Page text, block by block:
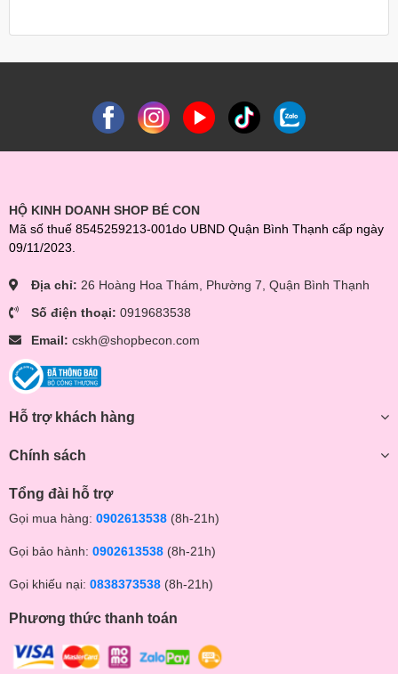
HỘ KINH DOANH SHOP BÉ CON
Mã số thuế 8545259213-001do UBND Quận Bình Thạnh cấp ngày
09/11/2023.
Địa chỉ: 26 Hoàng Hoa Thám, Phường 7, Quận Bình Thạnh
Số điện thoại: 0919683538
Email: cskh@shopbecon.com
Hỗ trợ khách hàng
Chính sách
Tổng đài hỗ trợ
Gọi mua hàng: 0902613538 (8h-21h)
Gọi bảo hành: 0902613538 (8h-21h)
Gọi khiếu nại: 0838373538 (8h-21h)
Phương thức thanh toán